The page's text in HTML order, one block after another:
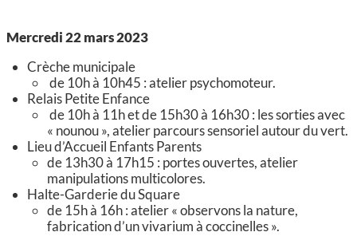
Mercredi 22 mars 2023
Crèche municipale
de 10h à 10h45 : atelier psychomoteur.
Relais Petite Enfance
de 10h à 11h et de 15h30 à 16h30 : les sorties avec
« nounou », atelier parcours sensoriel autour du vert.
Lieu d’Accueil Enfants Parents
de 13h30 à 17h15 : portes ouvertes, atelier
manipulations multicolores.
Halte-Garderie du Square
de 15h à 16h : atelier « observons la nature,
fabrication d’un vivarium à coccinelles ».